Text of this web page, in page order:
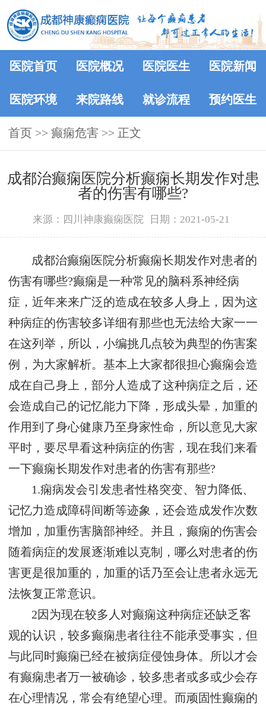
医院首页 医院概况 医院医生 医院新闻
医院环境 来院路线 就诊流程 预约医生
首页 >> 癫痫危害 >> 正文
成都治癫痫医院分析癫痫长期发作对患
者的伤害有哪些?
来源：四川神康癫痫医院 日期：2021-05-21
成都治癫痫医院分析癫痫长期发作对患者的
伤害有哪些?癫痫是一种常见的脑科系神经病
症，近年来来广泛的造成在较多人身上，因为这
种病症的伤害较多详细有那些也无法给大家一一
在这列举，所以，小编挑几点较为典型的伤害案
例，为大家解析。基本上大家都很担心癫痫会造
成在自己身上，部分人造成了这种病症之后，还
会造成自己的记忆能力下降，形成头晕，加重的
作用到了身心健康乃至身家性命，所以意见大家
平时，要尽早看这种病症的伤害，现在我们来看
一下癫痫长期发作对患者的伤害有那些?
1.痫病发会引发患者性格突变、智力降低、
记忆力造成障碍间断等迹象，还会造成发作次数
增加，加重伤害脑部神经。并且，癫痫的伤害会
随着病症的发展逐渐难以克制，哪么对患者的伤
害更是很加重的，加重的话乃至会让患者永远无
法恢复正常意识。
2因为现在较多人对癫痫这种病症还缺乏客
观的认识，较多癫痫患者往往不能承受事实，但
与此同时癫痫已经在被病症侵蚀身体。所以才会
有癫痫患者万一被确诊，较多患者或多或少会存
在心理情况，常会有绝望心理。而顽固性癫痫的